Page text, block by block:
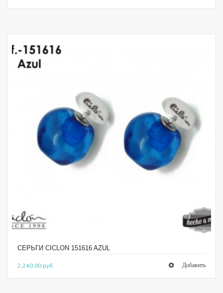
СЕРЬГИ CICLON 151616 AZUL
2,240.00 руб.